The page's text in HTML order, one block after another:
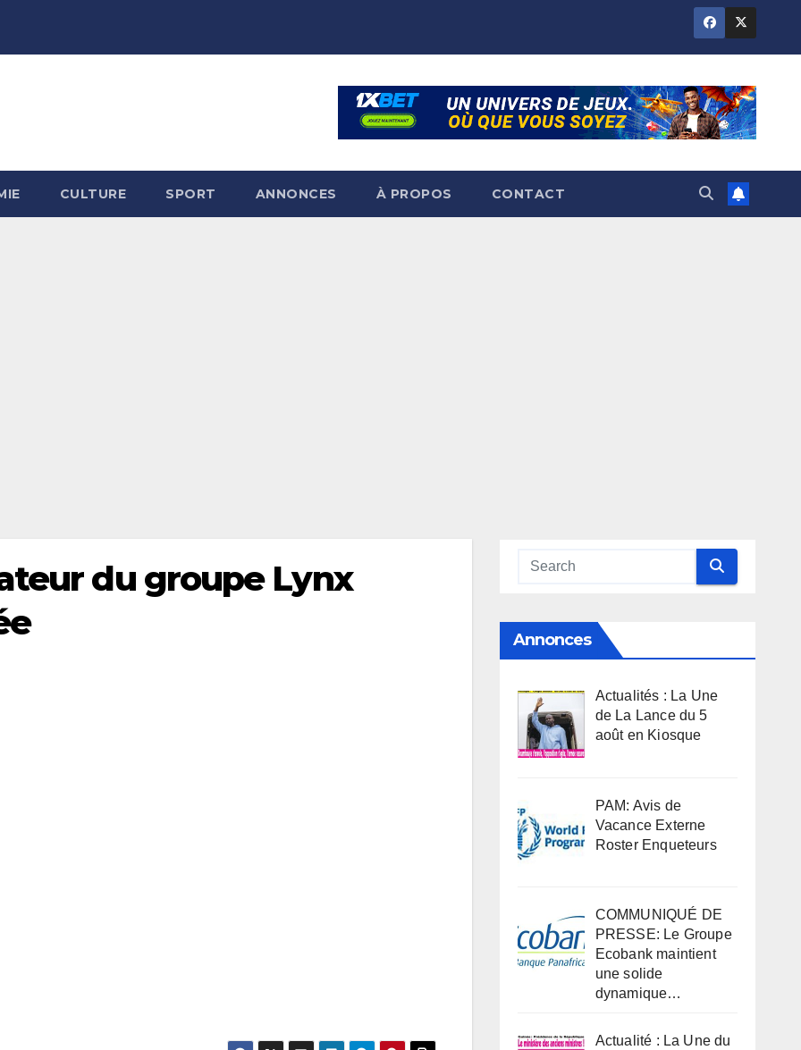
CULTURE SPORT ANNONCES À PROPOS CONTACT
du groupe Lynx
Annonces
Actualités : La Une
de La Lance du 5
août en Kiosque
PAM: Avis de
Vacance Externe
Roster Enqueteurs
COMMUNIQUÉ DE
PRESSE: Le Groupe
Ecobank maintient
une solide
dynamique…
Actualité : La Une du